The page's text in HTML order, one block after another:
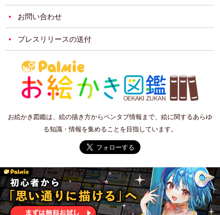
お問い合わせ
プレスリリースの送付
お絵かき図鑑は、絵の描き方からペンタブ情報まで、絵に関するあらゆ
る知識・情報を集めることを目指しています。